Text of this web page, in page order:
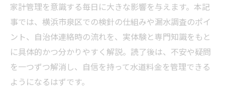
家計管理を意識する毎日に大きな影響を与えます。本記
事では、横浜市泉区での検針の仕組みや漏水調査のポイ
ント、自治体連絡時の流れを、実体験と専門知識をもと
に具体的かつ分かりやすく解説。読了後は、不安や疑問
を一つずつ解消し、自信を持って水道料金を管理できる
ようになるはずです。